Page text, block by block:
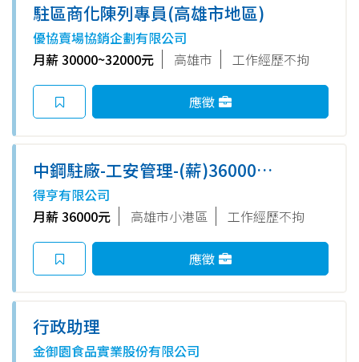
駐區商化陳列專員(高雄市地區)
優協賣場協銷企劃有限公司
月薪 30000~32000元
高雄市 工作經歷不拘
應徵
中鋼駐廠-工安管理-(薪)36000-
週休二日
得亨有限公司
月薪 36000元
高雄市小港區 工作經歷不拘
應徵
行政助理
金御園食品實業股份有限公司